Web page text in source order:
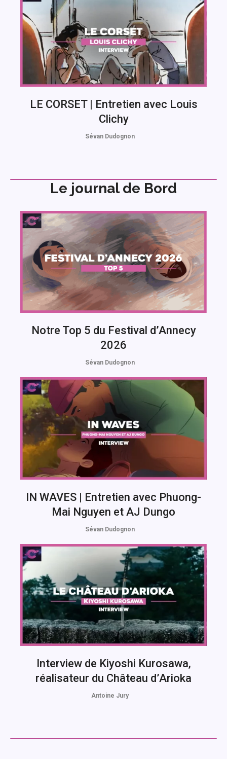
LE CORSET | Entretien avec Louis
Clichy
Sévan Dudognon
Le journal de Bord
Notre Top 5 du Festival d’Annecy
2026
Sévan Dudognon
IN WAVES | Entretien avec Phuong-
Mai Nguyen et AJ Dungo
Sévan Dudognon
Interview de Kiyoshi Kurosawa,
réalisateur du Château d’Arioka
Antoine Jury